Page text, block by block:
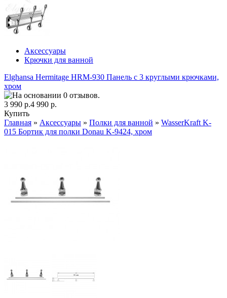
Аксессуары
Крючки для ванной
Elghansa Hermitage HRM-930 Панель с 3 круглыми крючками,
хром
3 990 р.4 990 р.
Купить
Главная » Аксессуары » Полки для ванной » WasserKraft K-
015 Бортик для полки Donau K-9424, хром